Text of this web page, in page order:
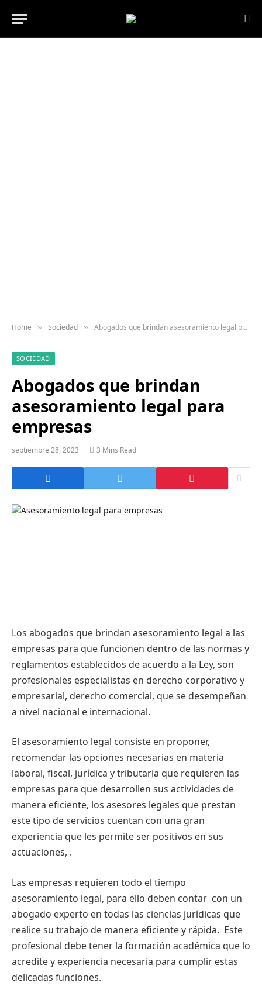
Home » Sociedad » Abogados que brindan asesoramiento legal para empresas
SOCIEDAD
Abogados que brindan
asesoramiento legal para
empresas
septiembre 28, 2023 3 Mins Read
Los abogados que brindan asesoramiento legal a las
empresas para que funcionen dentro de las normas y
reglamentos establecidos de acuerdo a la Ley, son
profesionales especialistas en derecho corporativo y
empresarial, derecho comercial, que se desempeñan
a nivel nacional e internacional.
El asesoramiento legal consiste en proponer,
recomendar las opciones necesarias en materia
laboral, fiscal, jurídica y tributaria que requieren las
empresas para que desarrollen sus actividades de
manera eficiente, los asesores legales que prestan
este tipo de servicios cuentan con una gran
experiencia que les permite ser positivos en sus
actuaciones, .
Las empresas requieren todo el tiempo
asesoramiento legal, para ello deben contar con un
abogado experto en todas las ciencias jurídicas que
realice su trabajo de manera eficiente y rápida. Este
profesional debe tener la formación académica que lo
acredite y experiencia necesaria para cumplir estas
delicadas funciones.